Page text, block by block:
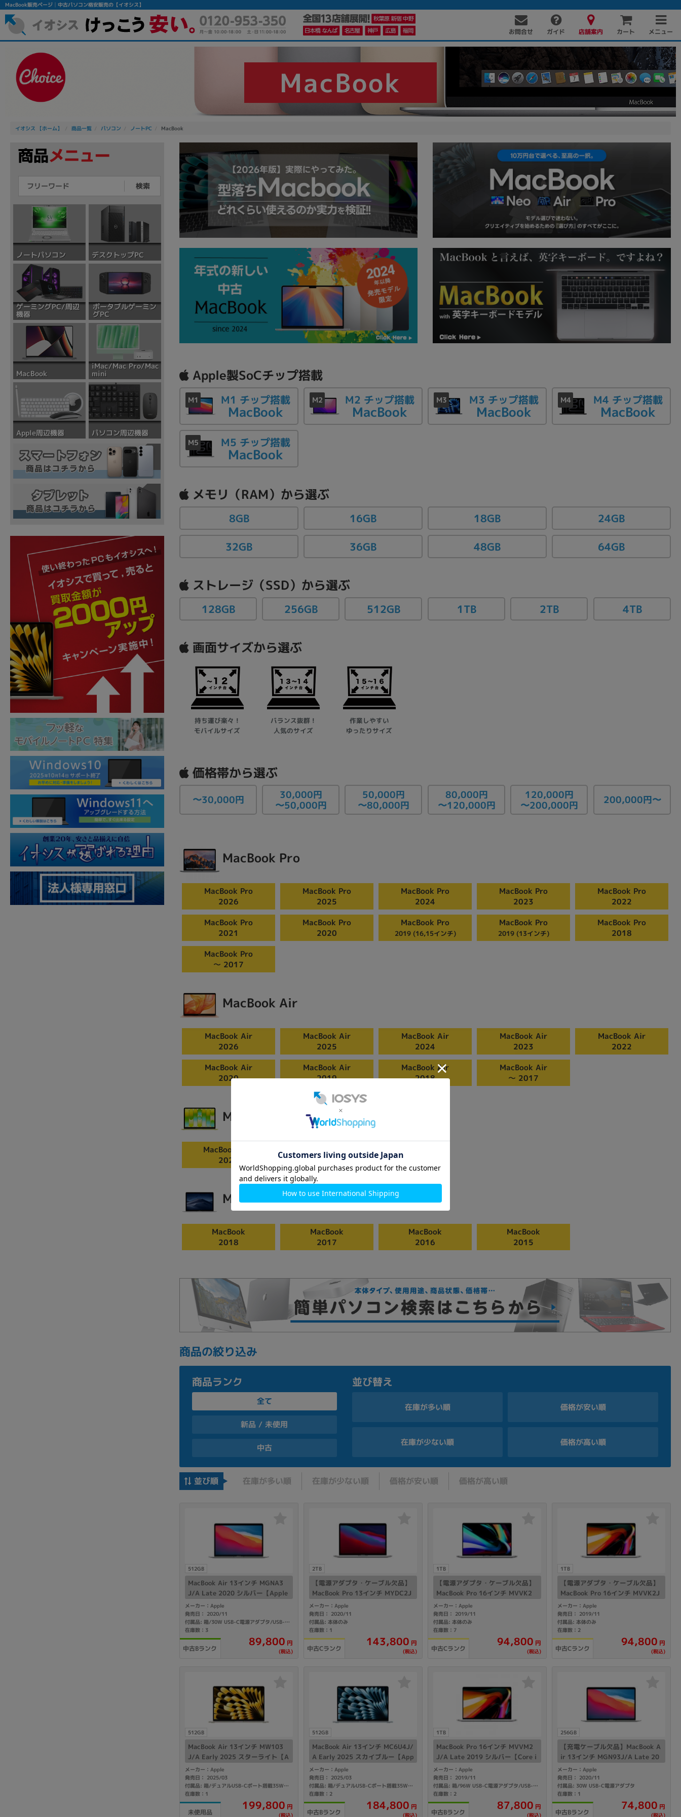
MacBook販売ページ│中古パソコン格安販売の【イオシス】
お問合せ ガイド 店舗案内 カート メニュー
MacBook
イオシス 【ホーム】 商品一覧 パソコン ノートPC MacBook
検索
ノートパソコン デスクトップPC
ゲーミングPC/周辺
機器
ポータブルゲーミン
グPC
MacBook
iMac/Mac Pro/Mac
mini
Apple周辺機器 パソコン周辺機器
Apple製SoCチップ搭載
M1 チップ搭載
MacBook
M2 チップ搭載
MacBook
M3 チップ搭載
MacBook
M4 チップ搭載
MacBook
M5 チップ搭載
MacBook
メモリ（RAM）から選ぶ
8GB 16GB 18GB
24GB
32GB
36GB 48GB 64GB
ストレージ（SSD）から選ぶ
128GB 256GB 512GB 1TB 2TB 4TB
画面サイズから選ぶ
持ち運び楽々！
モバイルサイズ
バランス抜群！
人気のサイズ
作業しやすい
ゆったりサイズ
価格帯から選ぶ
〜30,000円 30,000円
〜50,000円
50,000円
〜80,000円
80,000円
〜120,000円
120,000円
〜200,000円 200,000円〜
MacBook Pro
MacBook Pro
2026
MacBook Pro
2025
MacBook Pro
2024
MacBook Pro
2023
MacBook Pro
2022
MacBook Pro
2021
MacBook Pro
2020
MacBook Pro
2019 (16,15インチ)
MacBook Pro
2019 (13インチ)
MacBook Pro
2018
MacBook Pro
〜 2017
MacBook Air
MacBook Air
2026
MacBook Air
2025
MacBook Air
2024
MacBook Air
2023
MacBook Air
2022
MacBook Air
2020
MacBook Air
2019
MacBook Air
2018
MacBook Air
〜 2017
MacBook Neo
MacBook Neo
2026
MacBook
MacBook
2018
MacBook
2017
MacBook
2016
MacBook
2015
商品の絞り込み
商品ランク
全て
新品 / 未使用
中古
並び替え
在庫が多い順 価格が安い順
在庫が少ない順 価格が高い順
並び順 在庫が多い順 在庫が少ない順 価格が安い順 価格が高い順
512GB
MacBook Air 13インチ MGNA3
J/A Late 2020 シルバー【Apple
M1/8GB/512GB SSD】
メーカー：Apple
発売日： 2020/11
付属品: 箱/30W USB-C電源アダプタ/USB-C充電ケーブル(2m)/マニュアル
在庫数：3
中古Bランク
89,800 円
(税込)
2TB
【電源アダプタ・ケーブル欠品】
MacBook Pro 13インチ MYDC2J
A/A Late 2020 シルバー【Apple
M1/16GB/2TB SSD】
メーカー：Apple
発売日： 2020/11
付属品: 本体のみ
在庫数：1
中古Cランク
143,800 円
(税込)
1TB
【電源アダプタ・ケーブル欠品】
MacBook Pro 16インチ MVVK2
J/A Late 2019 スペースグレイ
【Core i9(2.4GHz)/64GB/1TB S
SD】
メーカー：Apple
発売日： 2019/11
付属品: 本体のみ
在庫数：7
中古Cランク
94,800 円
(税込)
1TB
【電源アダプタ・ケーブル欠品】
MacBook Pro 16インチ MVVK2J
A/A Late 2019 スペースグレイ
【Core i9(2.4GHz)/64GB/1TB S
SD】
メーカー：Apple
発売日： 2019/11
付属品: 本体のみ
在庫数：2
中古Cランク
94,800 円
(税込)
512GB
MacBook Air 13インチ MW103
J/A Early 2025 スターライト【A
pple M4/16GB/512GB SSD】
メーカー：Apple
発売日： 2025/03
付属品: 箱/デュアルUSB-Cポート搭載35Wコンパクト電源アダプタ/USB-C - MagSafe3ケーブル(2m)/マニュアル
在庫数：1
未使用品
199,800 円
(税込)
512GB
MacBook Air 13インチ MC6U4J/
A Early 2025 スカイブルー【App
le M4/16GB/512GB SSD】
メーカー：Apple
発売日： 2025/03
付属品: 箱/デュアルUSB-Cポート搭載35Wコンパクト電源アダプタ/USB-C - MagSafe3ケーブル(2m)/マニュアル
在庫数：2
中古Bランク
184,800 円
(税込)
1TB
MacBook Pro 16インチ MVVM2
J/A Late 2019 シルバー【Core i
9(2.3GHz)/16GB/1TB SSD】
メーカー：Apple
発売日： 2019/11
付属品: 箱/96W USB-C電源アダプタ/USB-C充電ケーブル/マニュアル/インターネットリカバリ
在庫数：2
中古Bランク
87,800 円
(税込)
256GB
【充電ケーブル欠品】MacBook A
ir 13インチ MGN93J/A Late 20
20 シルバー【Apple M1/8GB/25
6GB SSD】
メーカー：Apple
発売日： 2020/11
付属品: 30W USB-C電源アダプタ
在庫数：1
中古Bランク
74,800 円
(税込)